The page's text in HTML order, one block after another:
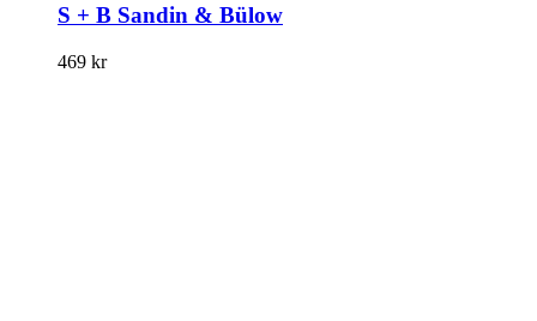
S + B Sandin & Bülow
469 kr